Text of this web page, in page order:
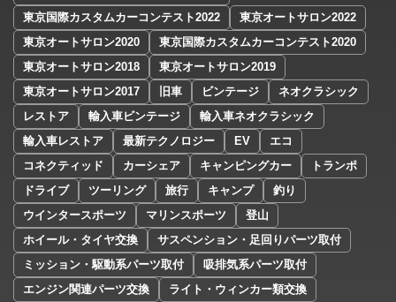
東京国際カスタムカーコンテスト2022
東京オートサロン2022
東京オートサロン2020
東京国際カスタムカーコンテスト2020
東京オートサロン2018
東京オートサロン2019
東京オートサロン2017
旧車 ビンテージ
ネオクラシック
レストア
輸入車ビンテージ
輸入車ネオクラシック
輸入車レストア
最新テクノロジー EV
エコ
コネクティッド
カーシェア キャンピングカー
トランポ
ドライブ
ツーリング 旅行 キャンプ
釣り
ウインタースポーツ
マリンスポーツ
登山
ホイール・タイヤ交換
サスペンション・足回りパーツ取付
ミッション・駆動系パーツ取付
吸排気系パーツ取付
エンジン関連パーツ交換
ライト・ウィンカー類交換